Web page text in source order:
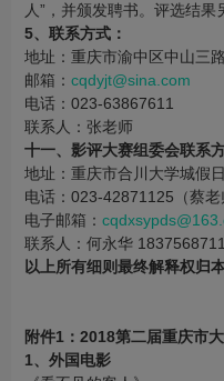
人”，并颁发聘书。评选结
5、联系方式：
地址：重庆市渝中区中山三
邮箱： cqdyjt@sina.com
电话：023-63867611
联系人：张老师
十一、影评大赛组委会联系
地址：重庆市合川大学城假
电话：023-42871125（蔡老
电子邮箱：
联系人：何永华
以上所有细则最终解释权归
附件1：2018第二届重庆市
1、外国电影